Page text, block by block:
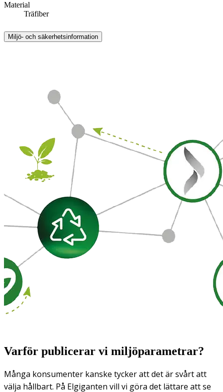
Material
Träfiber
Miljö- och säkerhetsinformation
Varför publicerar vi miljöparametrar?
Många konsumenter kanske tycker att det är svårt att
välja hållbart. På Elgiganten vill vi göra det lättare att se